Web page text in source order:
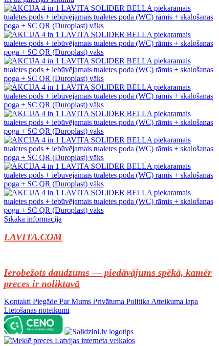
Sīkāka informācija
LAVITA.COM
Ierobežots daudzums — piedāvājums spēkā, kamēr
preces ir noliktavā
Kontakti Piegāde Par Mums Privātuma Politika Atteikuma lapa
Lietošanas noteikumi